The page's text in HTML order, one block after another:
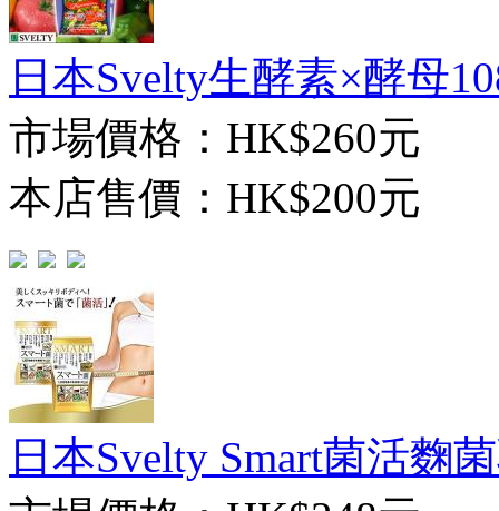
日本Svelty生酵素×酵母
市場價格： HK$260元
本店售價： HK$200元
日本Svelty Smart菌活麴